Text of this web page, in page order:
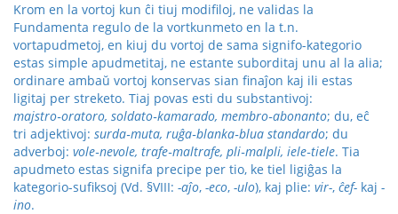
Krom en la vortoj kun ĉi tiuj modifiloj, ne validas la
Fundamenta regulo de la vortkunmeto en la t.n.
vortapudmetoj, en kiuj du vortoj de sama signifo-kategorio
estas simple apudmetitaj, ne estante suborditaj unu al la alia;
ordinare ambaŭ vortoj konservas sian finaĵon kaj ili estas
ligitaj per streketo. Tiaj povas esti du substantivoj:
majstro‑oratoro, soldato‑kamarado, membro‑abonanto; du, eĉ
tri adjektivoj: surda‑muta, ruĝa‑blanka‑blua standardo; du
adverboj: vole‑nevole, trafe‑maltrafe, pli‑malpli, iele‑tiele. Tia
apudmeto estas signifa precipe per tio, ke tiel ligiĝas la
kategorio-sufiksoj (Vd. §VIII: -aĵo, -eco, -ulo), kaj plie: vir-, ĉef- kaj -
ino.